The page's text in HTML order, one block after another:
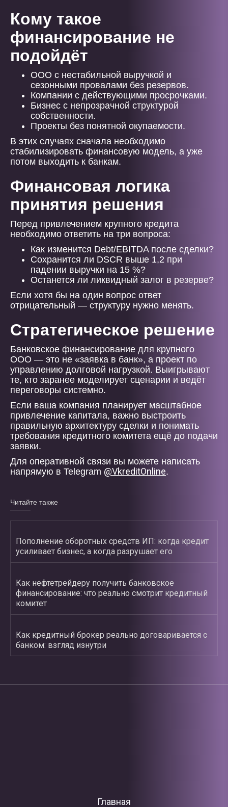
Кому такое
финансирование не
подойдёт
ООО с нестабильной выручкой и
сезонными провалами без резервов.
Компании с действующими просрочками.
Бизнес с непрозрачной структурой
собственности.
Проекты без понятной окупаемости.
В этих случаях сначала необходимо
стабилизировать финансовую модель, а уже
потом выходить к банкам.
Финансовая логика
принятия решения
Перед привлечением крупного кредита
необходимо ответить на три вопроса:
Как изменится Debt/EBITDA после сделки?
Сохранится ли DSCR выше 1,2 при
падении выручки на 15 %?
Останется ли ликвидный залог в резерве?
Если хотя бы на один вопрос ответ
отрицательный — структуру нужно менять.
Стратегическое решение
Банковское финансирование для крупного
ООО — это не «заявка в банк», а проект по
управлению долговой нагрузкой. Выигрывают
те, кто заранее моделирует сценарии и ведёт
переговоры системно.
Если ваша компания планирует масштабное
привлечение капитала, важно выстроить
правильную архитектуру сделки и понимать
требования кредитного комитета ещё до подачи
заявки.
Для оперативной связи вы можете написать
напрямую в Telegram @VkreditOnline.
Читайте также
Пополнение оборотных средств ИП: когда кредит
усиливает бизнес, а когда разрушает его
Как нефтетрейдеру получить банковское
финансирование: что реально смотрит кредитный
комитет
Как кредитный брокер реально договаривается с
банком: взгляд изнутри
Главная